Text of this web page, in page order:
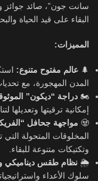
سانت جون”، صائد جوائز
البقاء على قيد الحياة
المميزات:
🌲عالم مفتوح متنوع:
المدن المهجورة، مع
🏍️دراجة “ديكون”
إمكانية ترقيتها وتعديلها
🧟 مواجهة جحافل
المخلوقات المتحولة
وتكتيكات متنوعة للبقاء.
🌦️نظام طقس ديناميكي
سلوك الأعداء